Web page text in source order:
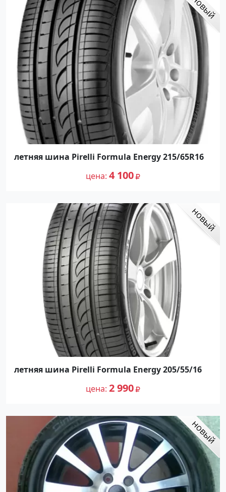
летняя шина Pirelli Formula Energy 215/65R16
цена 4 100
летняя шина Pirelli Formula Energy 205/55/16
цена 2 990